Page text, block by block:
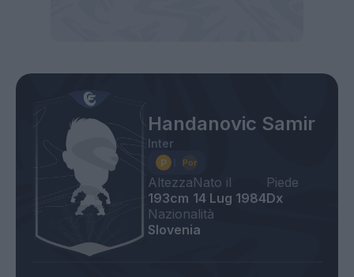
Handanovic Samir
Inter
Altezza
193cm
Nato il
14 Lug 1984
Piede
Dx
Nazionalità
Slovenia